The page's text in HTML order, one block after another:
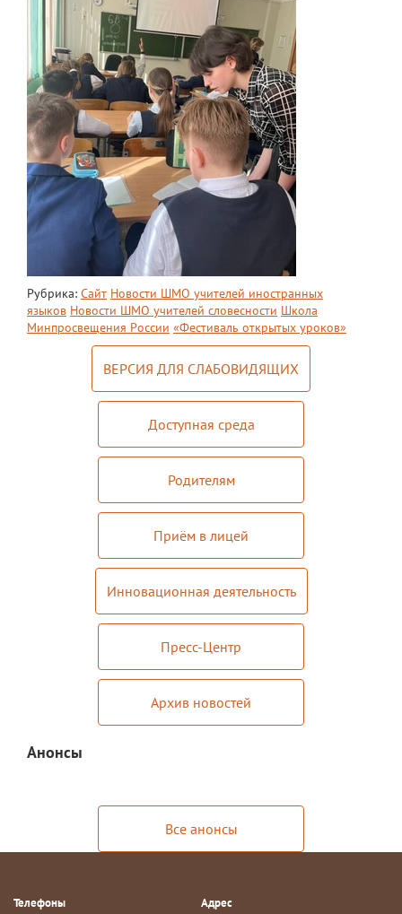
Рубрика: Сайт Новости ШМО учителей иностранных
языков Новости ШМО учителей словесности Школа
Минпросвещения России «Фестиваль открытых уроков»
ВЕРСИЯ ДЛЯ СЛАБОВИДЯЩИХ
Доступная среда
Родителям
Приём в лицей
Инновационная деятельность
Пресс-Центр
Архив новостей
Анонсы
Все анонсы
Телефоны Адрес